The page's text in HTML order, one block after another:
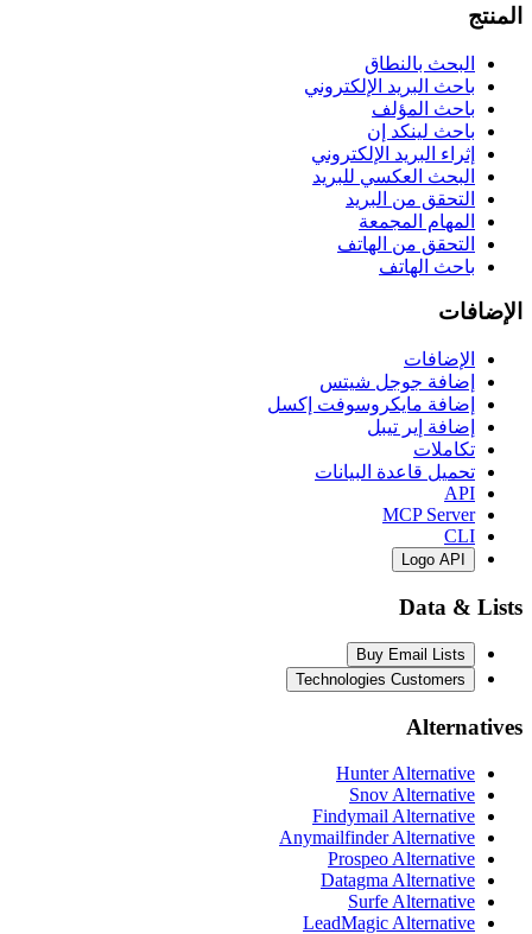
المنتج
البحث بالنطاق
باحث البريد الإلكتروني
باحث المؤلف
باحث لينكد إن
إثراء البريد الإلكتروني
البحث العكسي للبريد
التحقق من البريد
المهام المجمعة
التحقق من الهاتف
باحث الهاتف
الإضافات
الإضافات
إضافة جوجل شيتس
إضافة مايكروسوفت إكسل
إضافة إير تيبل
تكاملات
تحميل قاعدة البيانات
API
MCP Server
CLI
Logo API
Data & Lists
Buy Email Lists
Technologies Customers
Alternatives
Hunter Alternative
Snov Alternative
Findymail Alternative
Anymailfinder Alternative
Prospeo Alternative
Datagma Alternative
Surfe Alternative
LeadMagic Alternative